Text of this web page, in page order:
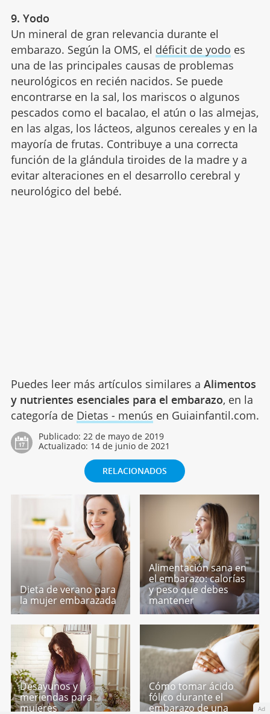
9. Yodo
Un mineral de gran relevancia durante el
embarazo. Según la OMS, el déficit de yodo es
una de las principales causas de problemas
neurológicos en recién nacidos. Se puede
encontrarse en la sal, los mariscos o algunos
pescados como el bacalao, el atún o las almejas,
en las algas, los lácteos, algunos cereales y en la
mayoría de frutas. Contribuye a una correcta
función de la glándula tiroides de la madre y a
evitar alteraciones en el desarrollo cerebral y
neurológico del bebé.
Puedes leer más artículos similares a Alimentos
y nutrientes esenciales para el embarazo, en la
categoría de Dietas - menús en Guiainfantil.com.
Publicado: 22 de mayo de 2019
Actualizado: 14 de junio de 2021
RELACIONADOS
Dieta de verano para
la mujer embarazada
Alimentación sana en
el embarazo: calorías
y peso que debes
mantener
Desayunos y
meriendas para
mujeres
Cómo tomar ácido
fólico durante el
embarazo de una
Ad